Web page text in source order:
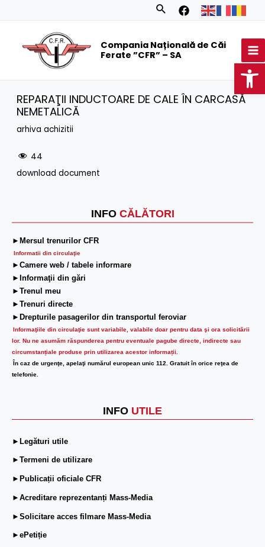
Search
Compania Națională de Căi
Ferate ”CFR” – SA
INFO CĂLĂTORI
►Mersul trenurilor CFR
Informatii din circulaţie
►Camere web / tabele informare
►Informaţii din gări
►Trenul meu
►Trenuri directe
►Drepturile pasagerilor din transportul feroviar
Informaţiile din circulaţie sunt variabile, valabile doar pentru data şi ora solicitării
lor. Nu ne asumăm răspunderea pentru eventuale pagube directe, indirecte sau
circumstanțiale produse prin utilizarea acestor informații.
În caz de urgenţe, apelaţi numărul european unic 112. Gratuit în orice reţea de
telefonie.
INFO UTILE
►Legături utile
►Termeni de utilizare
►Publicații oficiale CFR
►Acreditare reprezentanți Mass-Media
►Solicitare acces filmare Mass-Media
►ePetiție
REPARAŢII INDUCTOARE DE CALE ÎN CARCASĂ
NEMETALICĂ
arhiva achizitii
44
download document